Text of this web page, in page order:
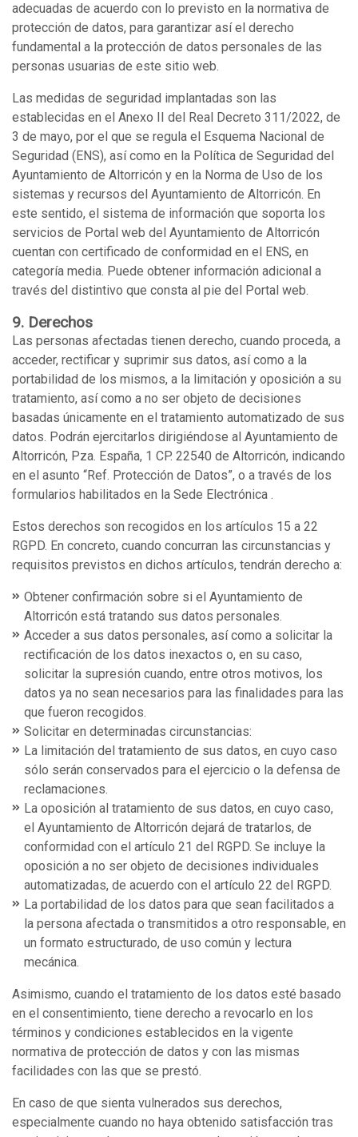
adecuadas de acuerdo con lo previsto en la normativa de
protección de datos, para garantizar así el derecho
fundamental a la protección de datos personales de las
personas usuarias de este sitio web.
Las medidas de seguridad implantadas son las
establecidas en el Anexo II del Real Decreto 311/2022, de
3 de mayo, por el que se regula el Esquema Nacional de
Seguridad (ENS), así como en la Política de Seguridad del
Ayuntamiento de Altorricón y en la Norma de Uso de los
sistemas y recursos del Ayuntamiento de Altorricón. En
este sentido, el sistema de información que soporta los
servicios de Portal web del Ayuntamiento de Altorricón
cuentan con certificado de conformidad en el ENS, en
categoría media. Puede obtener información adicional a
través del distintivo que consta al pie del Portal web.
9. Derechos
Las personas afectadas tienen derecho, cuando proceda, a
acceder, rectificar y suprimir sus datos, así como a la
portabilidad de los mismos, a la limitación y oposición a su
tratamiento, así como a no ser objeto de decisiones
basadas únicamente en el tratamiento automatizado de sus
datos. Podrán ejercitarlos dirigiéndose al Ayuntamiento de
Altorricón, Pza. España, 1 CP. 22540 de Altorricón, indicando
en el asunto “Ref. Protección de Datos”, o a través de los
formularios habilitados en la Sede Electrónica .
Estos derechos son recogidos en los artículos 15 a 22
RGPD. En concreto, cuando concurran las circunstancias y
requisitos previstos en dichos artículos, tendrán derecho a:
Obtener confirmación sobre si el Ayuntamiento de
Altorricón está tratando sus datos personales.
Acceder a sus datos personales, así como a solicitar la
rectificación de los datos inexactos o, en su caso,
solicitar la supresión cuando, entre otros motivos, los
datos ya no sean necesarios para las finalidades para las
que fueron recogidos.
Solicitar en determinadas circunstancias:
La limitación del tratamiento de sus datos, en cuyo caso
sólo serán conservados para el ejercicio o la defensa de
reclamaciones.
La oposición al tratamiento de sus datos, en cuyo caso,
el Ayuntamiento de Altorricón dejará de tratarlos, de
conformidad con el artículo 21 del RGPD. Se incluye la
oposición a no ser objeto de decisiones individuales
automatizadas, de acuerdo con el artículo 22 del RGPD.
La portabilidad de los datos para que sean facilitados a
la persona afectada o transmitidos a otro responsable, en
un formato estructurado, de uso común y lectura
mecánica.
Asimismo, cuando el tratamiento de los datos esté basado
en el consentimiento, tiene derecho a revocarlo en los
términos y condiciones establecidos en la vigente
normativa de protección de datos y con las mismas
facilidades con las que se prestó.
En caso de que sienta vulnerados sus derechos,
especialmente cuando no haya obtenido satisfacción tras